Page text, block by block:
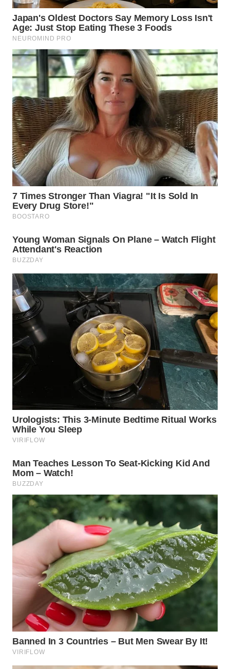
WN
BALI
KALBAR
WN
KALTENG
WN
KALTARA
WN
KALSEL
WN
KALTIM
SULSEL
WN
GORONTALO
WN
SULUT
WN
MALUKU
MALUT
WN
DAIRI
WN
DANAU
TOBA
WN
NIAS
LANGKAT
WN
TAPANULI
SELATAN
TANJUNG
LESUNG